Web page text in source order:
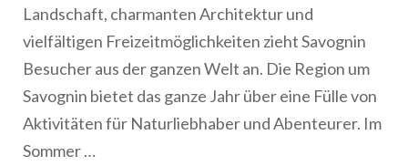
Landschaft, charmanten Architektur und
vielfältigen Freizeitmöglichkeiten zieht Savognin
Besucher aus der ganzen Welt an. Die Region um
Savognin bietet das ganze Jahr über eine Fülle von
Aktivitäten für Naturliebhaber und Abenteurer. Im
Sommer …